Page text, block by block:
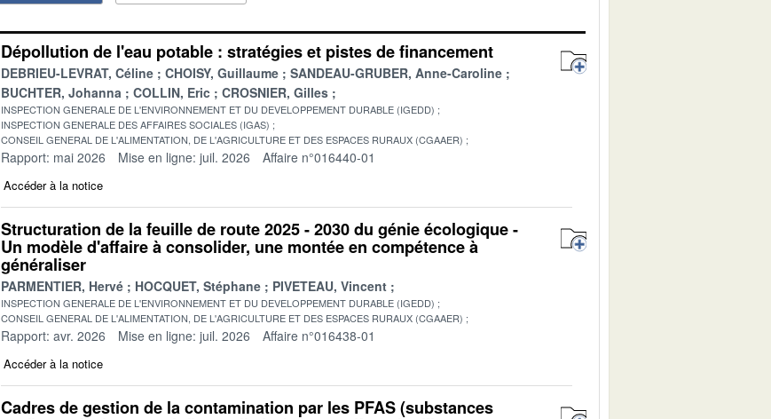
Dépollution de l'eau potable : stratégies et pistes de financement
DEBRIEU-LEVRAT, Céline CHOISY, Guillaume
SANDEAU-GRUBER, Anne-Caroline
BUCHTER, Johanna
COLLIN, Eric CROSNIER, Gilles
INSPECTION GENERALE DE L'ENVIRONNEMENT ET DU DEVELOPPEMENT DURABLE (IGEDD)
INSPECTION GENERALE DES AFFAIRES SOCIALES (IGAS)
CONSEIL GENERAL DE L'ALIMENTATION, DE L'AGRICULTURE ET DES ESPACES RURAUX (CGAAER)
Rapport: mai 2026 Mise en ligne: juil. 2026 Affaire n°016440-01
Accéder à la notice
Structuration de la feuille de route 2025 - 2030 du génie écologique -
Un modèle d'affaire à consolider, une montée en compétence à
généraliser
PARMENTIER, Hervé HOCQUET, Stéphane PIVETEAU, Vincent
INSPECTION GENERALE DE L'ENVIRONNEMENT ET DU DEVELOPPEMENT DURABLE (IGEDD)
CONSEIL GENERAL DE L'ALIMENTATION, DE L'AGRICULTURE ET DES ESPACES RURAUX (CGAAER)
Rapport: avr. 2026 Mise en ligne: juil. 2026 Affaire n°016438-01
Accéder à la notice
Cadres de gestion de la contamination par les PFAS (substances